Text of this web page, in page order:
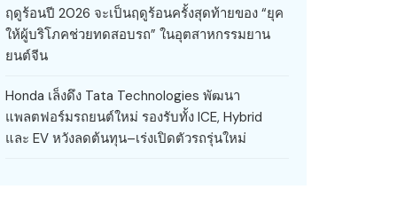
ฤดูร้อนปี 2026 จะเป็นฤดูร้อนครั้งสุดท้ายของ “ยุค
ให้ผู้บริโภคช่วยทดสอบรถ” ในอุตสาหกรรมยาน
ยนต์จีน
Honda เล็งดึง Tata Technologies พัฒนา
แพลตฟอร์มรถยนต์ใหม่ รองรับทั้ง ICE, Hybrid
และ EV หวังลดต้นทุน–เร่งเปิดตัวรถรุ่นใหม่